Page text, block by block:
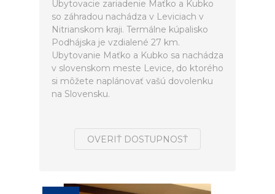
Ubytovacie zariadenie Maťko a Kubko
so záhradou nachádza v Leviciach v
Nitrianskom kraji. Termálne kúpalisko
Podhájska je vzdialené 27 km.
Ubytovanie Maťko a Kubko sa nachádza
v slovenskom meste Levice, do ktorého
si môžete naplánovať vašú dovolenku
na Slovensku.
OVERIŤ DOSTUPNOSŤ